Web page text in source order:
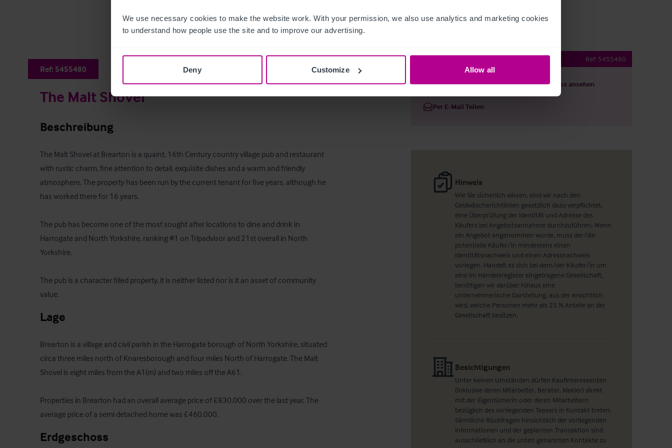
We use necessary cookies to make the website work. With your permission, we also use analytics and marketing cookies
to understand how people use the site and to improve our advertising.
Deny Customize Allow all
Ref: 5455480
The Malt Shovel
Beschreibung
The Malt Shovel at Brearton is a quaint, 16th Century country village pub and restaurant
with rustic charm, fine attention to detail, exquisite dishes and a warm and friendly
atmosphere. The property has been run by the current tenant for five years, although he
has worked there for 16 years.
The pub has become one of the most sought after locations to dine and drink in
Harrogate and North Yorkshire, ranking #1 on Tripadvisor and 21st overall in North
Yorkshire.
The pub is a character filled property, it is neither listed nor is it an asset of community
value.
Lage
Brearton is a village and civil parish in the Harrogate borough of North Yorkshire, situated
circa three miles north of Knaresborough and four miles North of Harrogate. The Malt
Shovel is eight miles from the A1(m) and two miles off the A61.
Properties in Brearton had an overall average price of £830,000 over the last year. The
average price of a semi detached home was £460,000.
Erdgeschoss
Ref: 5455480
Details herunterladen Grundriss ansehen
Per E-Mail Teilen
Hinweis
Wie Sie sicherlich wissen, sind wir nach den
Geldwäscherichtlinien gesetzlich dazu verpflichtet,
eine Überprüfung der Identität und Adresse des
Käufers bei Angebotsannahme durchzuführen. Wenn
ein Angebot angenommen wurde, muss der/die
potentielle Käufer/in mindestens einen
Identitätsnachweis und einen Adressnachweis
vorlegen. Handelt es sich bei dem/der Käufer/in um
eine im Handelsregister eingetragene Gesellschaft,
benötigen wir darüber hinaus eine
unternehmerische Darstellung, aus der ersichtlich
wird, welche Personen mehr als 25 % Anteile an der
Gesellschaft besitzen.
Besichtigungen
Unter keinen Umständen dürfen Kaufinteressenten
(inklusive deren Mitarbeiter, Berater, Makler) direkt
mit der Eigentümerin oder deren Mitarbeitern
bezüglich des vorliegenden Teasers in Kontakt treten.
Sämtliche Rückfragen hinsichtlich der vorliegenden
Informationen und der geplanten Transaktion sind
ausschließlich an die unten genannten Kontakte zu